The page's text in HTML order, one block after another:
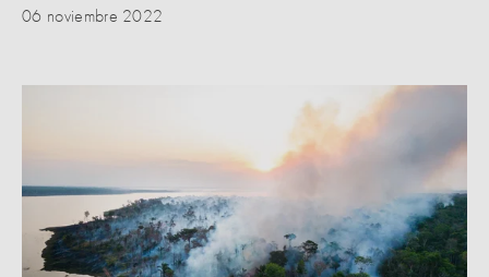
06 noviembre 2022